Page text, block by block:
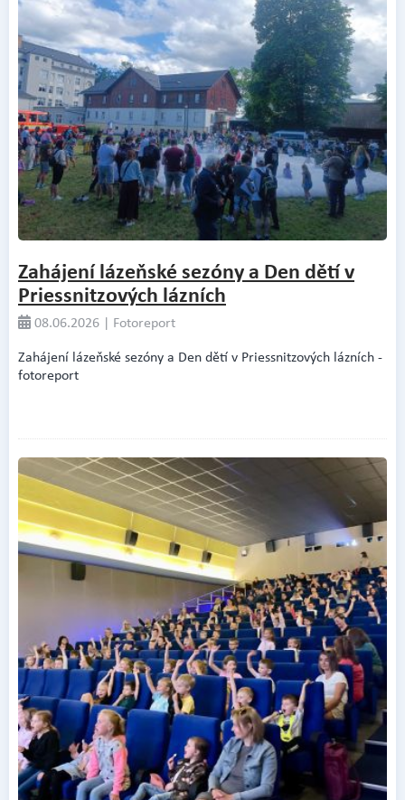
Zahájení lázeňské sezóny a Den dětí v
Priessnitzových lázních
08.06.2026 | Fotoreport
Zahájení lázeňské sezóny a Den dětí v Priessnitzových lázních -
fotoreport